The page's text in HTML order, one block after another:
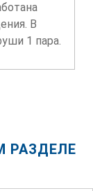
В
1 пара.
РАЗДЕЛЕ